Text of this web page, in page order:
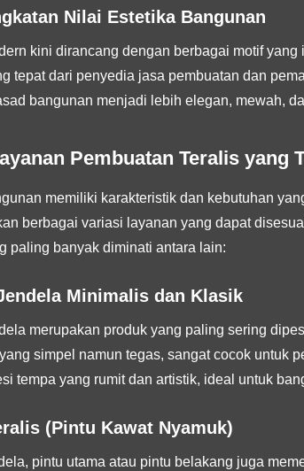
Nilai Estetika Bangunan
kini dirancang dengan berbagai motif
tepat dari penyedia jasa pembuatan dan
bangunan menjadi lebih elegan, mewah,
Pembuatan Teralis yang
memiliki karakteristik dan kebutuhan
berbagai variasi layanan yang dapat
paling banyak diminati antara lain:
Minimalis dan Klasik
merupakan produk yang paling sering
simpel namun tegas, sangat cocok untuk
tempa yang rumit dan artistik, ideal untuk
(Pintu Kawat Nyamuk)
pintu utama atau pintu belakang juga